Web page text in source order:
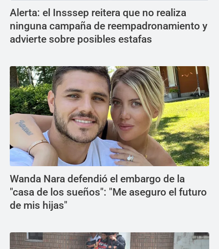
Alerta: el Insssep reitera que no realiza
ninguna campaña de reempadronamiento y
advierte sobre posibles estafas
Wanda Nara defendió el embargo de la
"casa de los sueños": "Me aseguro el futuro
de mis hijas"